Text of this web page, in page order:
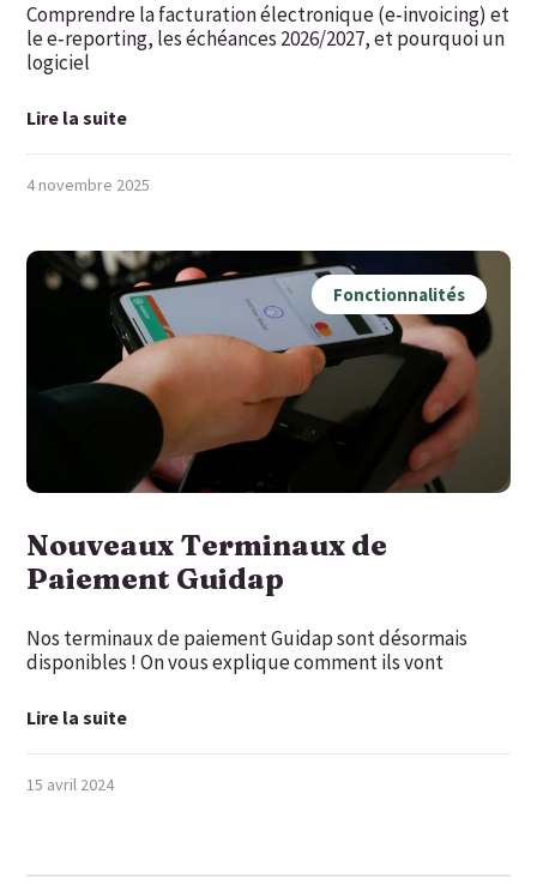
Comprendre la facturation électronique (e‑invoicing) et
le e‑reporting, les échéances 2026/2027, et pourquoi un
logiciel
Lire la suite
4 novembre 2025
Fonctionnalités
Nouveaux Terminaux de
Paiement Guidap
Nos terminaux de paiement Guidap sont désormais
disponibles ! On vous explique comment ils vont
Lire la suite
15 avril 2024